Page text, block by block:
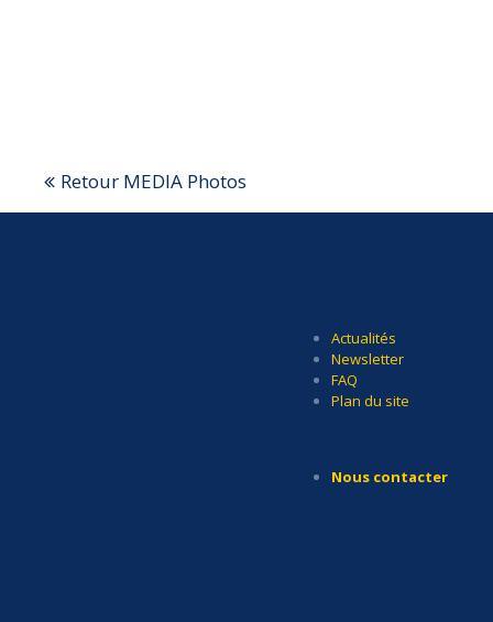
Retour MEDIA Photos
Actualités
Newsletter
FAQ
Plan du site
Nous contacter